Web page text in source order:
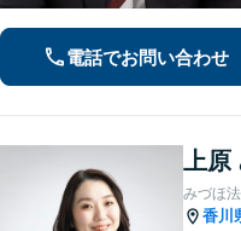
電話でお問い合わせ
上原
みづほ
香川